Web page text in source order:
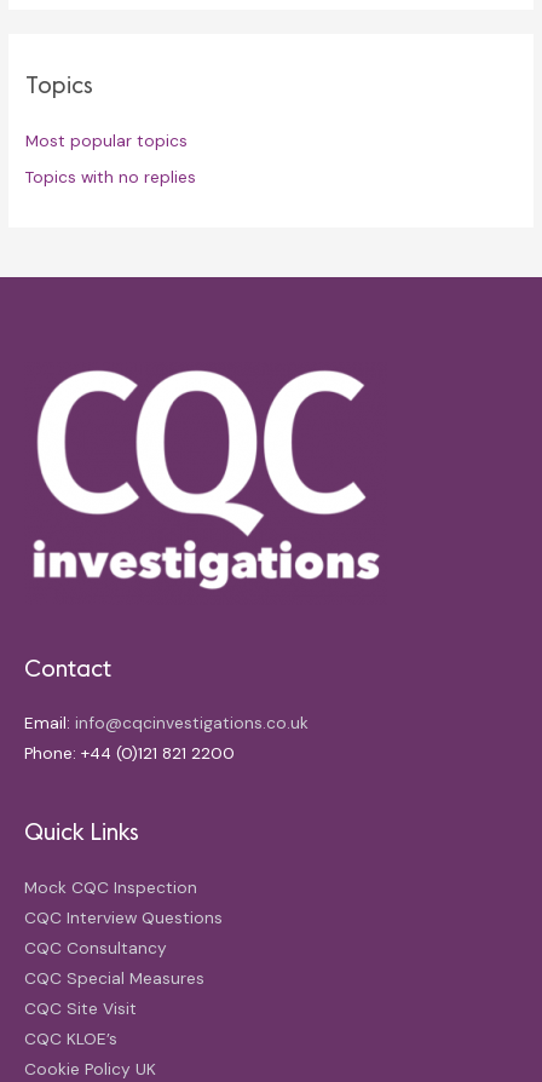
Topics
Most popular topics
Topics with no replies
Contact
Email: info@cqcinvestigations.co.uk
Phone: +44 (0)121 821 2200
Quick Links
Mock CQC Inspection
CQC Interview Questions
CQC Consultancy
CQC Special Measures
CQC Site Visit
CQC KLOE’s
Cookie Policy UK